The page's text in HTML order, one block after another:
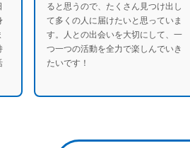
ると思うので、たくさん見つけ出し
て多くの人に届けたいと思っていま
す。人との出会いを大切にして、一
つ一つの活動を全力で楽しんでいき
たいです！